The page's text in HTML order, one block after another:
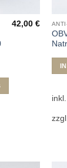
42,00€
zzgl.